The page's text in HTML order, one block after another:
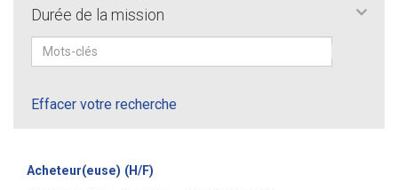
Durée de la mission
Effacer votre recherche
Acheteur(euse) (H/F)